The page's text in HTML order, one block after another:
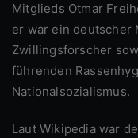
Mitglieds Otmar
er war ein deutscher
Zwillingsforscher
führenden
Nationalsozialismus.
Laut Wikipedia war der 1946 „Entnazifizierte“ Otmar